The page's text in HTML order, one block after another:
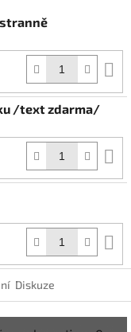
/text zdarma/
Diskuze